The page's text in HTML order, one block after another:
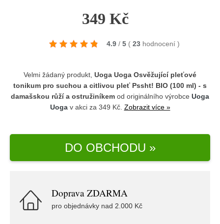
349 Kč
4.9 / 5 ( 23 hodnocení )
Velmi žádaný produkt, Uoga Uoga Osvěžující pleťové
tonikum pro suchou a citlivou pleť Pssht! BIO (100 ml) - s
damašskou růží a ostružiníkem od originálního výrobce Uoga
Uogav akci za 349 Kč. Zobrazit více »
DO OBCHODU »
Doprava ZDARMA
pro objednávky nad 2.000 Kč